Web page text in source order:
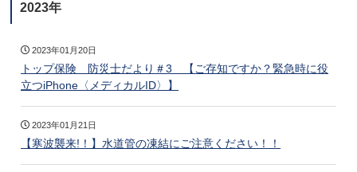
2023年
2023年01月20日
トップ保険 防災士だより＃3 【ご存知ですか？緊急時に役
立つiPhone〈メディカルID〉】
2023年01月21日
【寒波襲来!！】水道管の凍結にご注意ください！！